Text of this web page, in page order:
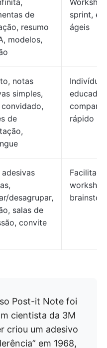
de
resumo
modelos,
sprint,
ágeis
notas
simples,
de
rápido
desagrupar,
salas de
convite
Post-it Note foi
cientista da 3M
criou um adesivo
em 1968,